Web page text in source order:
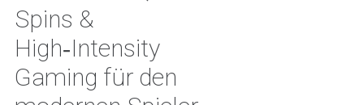
Spins &
High‑Intensity
Gaming für den